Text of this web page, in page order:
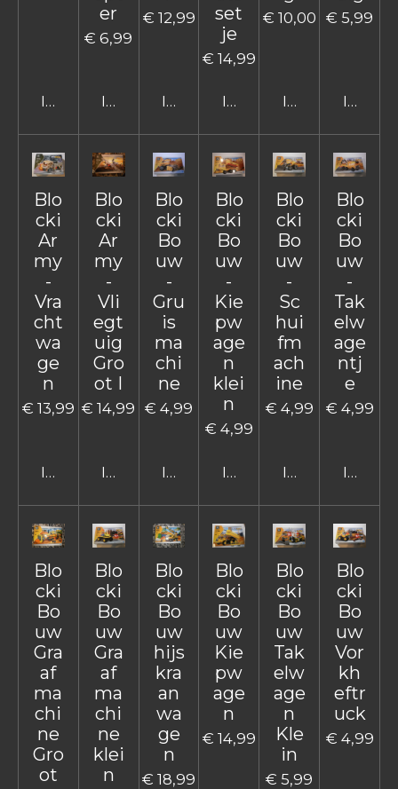
In winkelwagen
er
€ 6,99
In winkelwagen
€ 12,99
In winkelwagen
set
je
€ 14,99
In winkelwagen
€ 10,00
In
€ 5,99
In
Blo
cki
Ar
my
-
Vra
cht
wa
ge
n
€ 13,99
In winkelwagen
Blo
cki
Ar
my
-
Vli
egt
uig
Gro
ot I
€ 14,99
In winkelwagen
Blo
cki
Bo
uw
-
Gru
is
ma
chi
ne
€ 4,99
In winkelwagen
Blo
cki
Bo
uw
-
Kie
pw
age
n
klei
n
€ 4,99
In winkelwagen
Blo
cki
Bo
uw
-
Sc
hui
fm
ach
ine
€ 4,99
In
Blo
cki
Bo
uw
-
Tak
elw
age
ntj
e
€ 4,99
In
Blo
cki
Bo
uw
Gra
af
ma
chi
ne
Gro
ot
Blo
cki
Bo
uw
Gra
af
ma
chi
ne
klei
n
Blo
cki
Bo
uw
hijs
kra
an
wa
ge
n
€ 18,99
Blo
cki
Bo
uw
Kie
pw
age
n
€ 14,99
Blo
cki
Bo
uw
Tak
elw
age
n
Kle
in
€ 5,99
Blo
cki
Bo
uw
Vor
kh
eftr
uck
€ 4,99